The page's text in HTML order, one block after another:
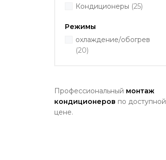
Кондиционеры (25)
Режимы
охлаждение/обогрев
(20)
Профессиональный монтаж
кондиционеров по доступной
цене.